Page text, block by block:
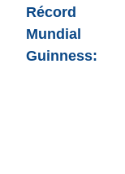
Vuelos
Récord
Mundial
Guinness: